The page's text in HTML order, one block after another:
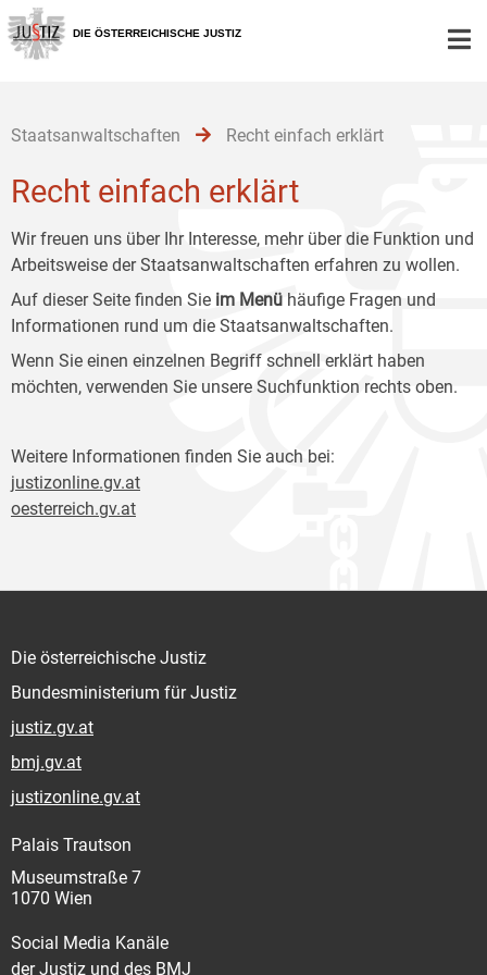
Zur
Hauptnavigation
[1]
Zum
Inhalt
[2]
Zum
Untermenü
[3]
DIE ÖSTERREICHISCHE JUSTIZ
Staatsanwaltschaften Recht einfach erklärt
Recht einfach erklärt
Wir freuen uns über Ihr Interesse, mehr über die Funktion und
Arbeitsweise der Staatsanwaltschaften erfahren zu wollen.
Auf dieser Seite finden Sie im Menü häufige Fragen und
Informationen rund um die Staatsanwaltschaften.
Wenn Sie einen einzelnen Begriff schnell erklärt haben
möchten, verwenden Sie unsere Suchfunktion rechts oben.
Weitere Informationen finden Sie auch bei:
justizonline.gv.at
oesterreich.gv.at
Die österreichische Justiz
Bundesministerium für Justiz
justiz.gv.at
bmj.gv.at
justizonline.gv.at
Palais Trautson
Museumstraße 7
1070 Wien
Social Media Kanäle
der Justiz und des BMJ